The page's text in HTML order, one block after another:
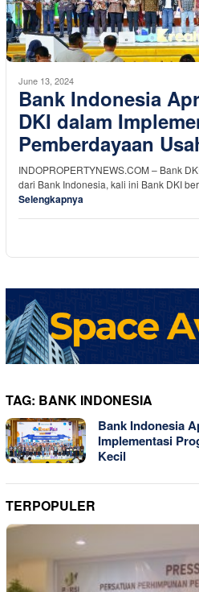
June 13, 2024
Bank Indonesia
DKI dalam
Pemberdayaan
INDOPROPERTYNEWS.COM – Bank
dari Bank Indonesia, kali ini Bank DKI
Selengkapnya
TAG: BANK INDONESIA
Bank Indonesia
Implementasi
Kecil
TERPOPULER